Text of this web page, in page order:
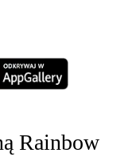
Rainbow